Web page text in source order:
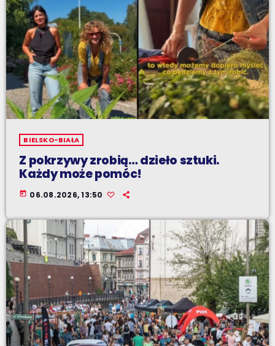
BIELSKO-BIAŁA
Z pokrzywy zrobią… dzieło sztuki.
Każdy może pomóc!
today 06.08.2026, 13:50